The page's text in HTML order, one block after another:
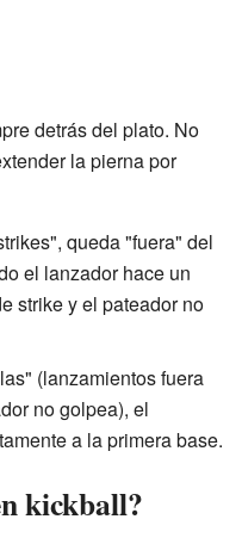
detrás del plato. No
la pierna por
queda "fuera" del
el lanzador hace un
strike y el pateador no
(lanzamientos fuera
no golpea), el
a la primera base.
kickball?